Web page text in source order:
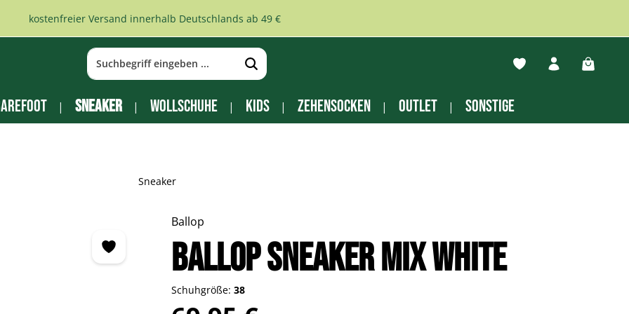
kostenfreier Versand innerhalb Deutschlands ab 49 €
Du hast 0 Produkte
Sneaker Wollschuhe Kids Zehensocken Outlet Sonstige
Sneaker
Ballop
BALLOP Sneaker Mix white
Schuhgröße: 38
Regulärer Preis: